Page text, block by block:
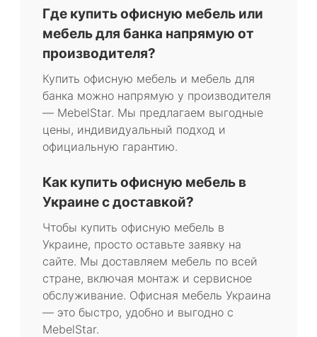
Где купить офисную мебель или
мебель для банка напрямую от
производителя?
Купить офисную мебель и мебель для
банка можно напрямую у производителя
— MebelStar. Мы предлагаем выгодные
цены, индивидуальный подход и
официальную гарантию.
Как купить офисную мебель в
Украине с доставкой?
Чтобы купить офисную мебель в
Украине, просто оставьте заявку на
сайте. Мы доставляем мебель по всей
стране, включая монтаж и сервисное
обслуживание. Офисная мебель Украина
— это быстро, удобно и выгодно с
MebelStar.